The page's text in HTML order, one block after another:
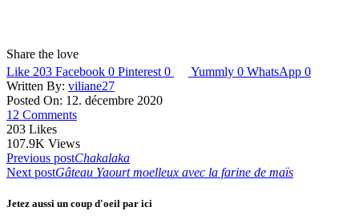
Share the love
Like 203 Facebook 0 Pinterest 0 Yummly 0 WhatsApp 0
Written By: viliane27
Posted On: 12. décembre 2020
12 Comments
203 Likes
107.9K Views
Navigation
de
l’article
Previous postChakalaka
Next postGâteau Yaourt moelleux avec la farine de maïs
Jetez aussi un coup d'oeil par ici